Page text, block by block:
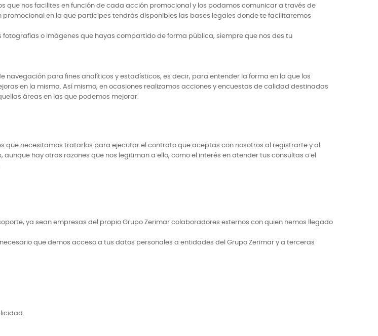
nos facilites en función de cada acción promocional y los podamos comunicar a través de
en la que participes tendrás disponibles las bases legales donde te facilitaremos
o imágenes que hayas compartido de forma pública, siempre que nos des tu
para fines analíticos y estadísticos, es decir, para entender la forma en la que los
en la misma. Así mismo, en ocasiones realizamos acciones y encuestas de calidad destinadas
áreas en las que podemos mejorar.
que necesitamos tratarlos para ejecutar el contrato que aceptas con nosotros al registrarte y al
hay otras razones que nos legitiman a ello, como el interés en atender tus consultas o el
ya sean empresas del propio Grupo Zerimar colaboradores externos con quien hemos llegado
que demos acceso a tus datos personales a entidades del Grupo Zerimar y a terceras